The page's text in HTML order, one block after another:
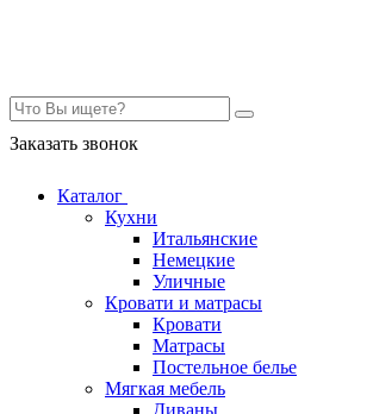
Заказать звонок
Каталог
Кухни
Итальянские
Немецкие
Уличные
Кровати и матрасы
Кровати
Матрасы
Постельное белье
Мягкая мебель